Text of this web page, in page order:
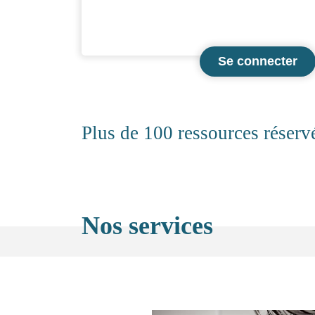
particulièrement, le critère obligatoire 3.1.2.A.
Plus de 100 ressources
Nos services